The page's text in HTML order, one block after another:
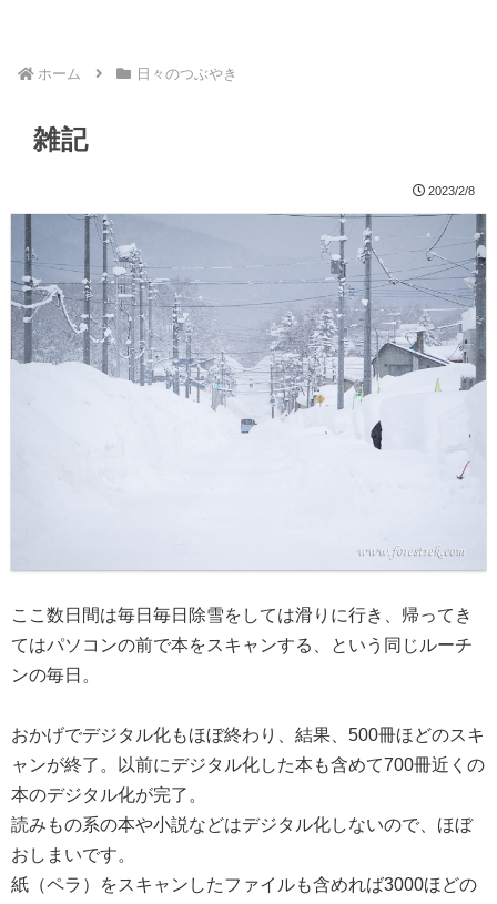
ホーム 日々のつぶやき
雑記
2023/2/8
ここ数日間は毎日毎日除雪をしては滑りに行き、帰ってき
てはパソコンの前で本をスキャンする、という同じルーチ
ンの毎日。
おかげでデジタル化もほぼ終わり、結果、500冊ほどのスキ
ャンが終了。以前にデジタル化した本も含めて700冊近くの
本のデジタル化が完了。
読みもの系の本や小説などはデジタル化しないので、ほぼ
おしまいです。
紙（ペラ）をスキャンしたファイルも含めれば3000ほどの